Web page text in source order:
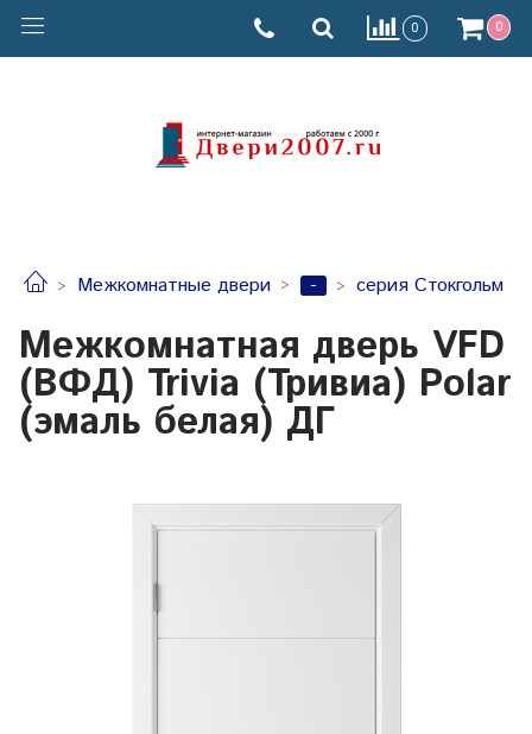
0 0
Межкомнатные двери - серия Стокгольм
Межкомнатная дверь VFD
(ВФД) Trivia (Тривиа) Polar
(эмаль белая) ДГ